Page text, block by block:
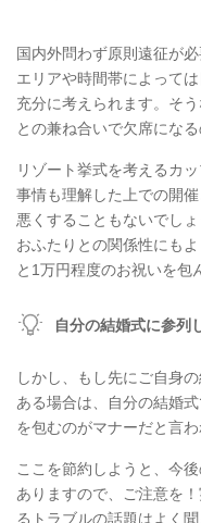
国内外問わず原則遠征が
エリアや時間帯によって
充分に考えられます。そ
との兼ね合いで欠席にな
リゾート挙式を考えるカ
事情も理解した上での開
悪くすることもないでし
おふたりとの関係性にも
と1万円程度のお祝いを包
自分の結婚式に参列
しかし、もし先にご自身
ある場合は、自分の結婚
を包むのがマナーだと言わ
ここを節約しようと、今
ありますので、ご注意を
るトラブルの話題はよく